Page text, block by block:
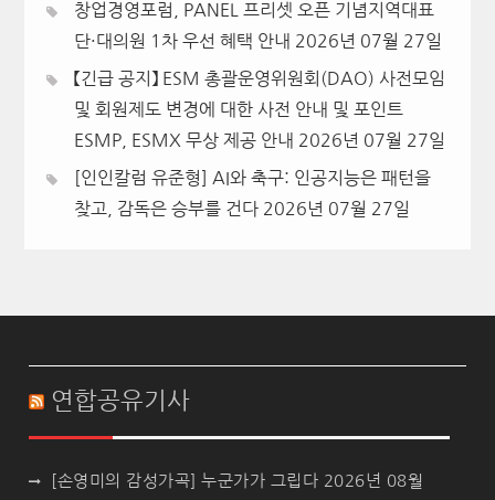
창업경영포럼, PANEL 프리셋 오픈 기념지역대표
단·대의원 1차 우선 혜택 안내 2026년 07월 27일
【긴급 공지】 ESM 총괄운영위원회(DAO) 사전모임
및 회원제도 변경에 대한 사전 안내 및 포인트
ESMP, ESMX 무상 제공 안내 2026년 07월 27일
[인인칼럼 유준형] AI와 축구: 인공지능은 패턴을
찾고, 감독은 승부를 건다 2026년 07월 27일
연합공유기사
[손영미의 감성가곡] 누군가가 그립다 2026년 08월